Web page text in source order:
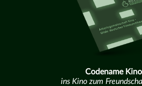
Codename Kino
ins Kino zum